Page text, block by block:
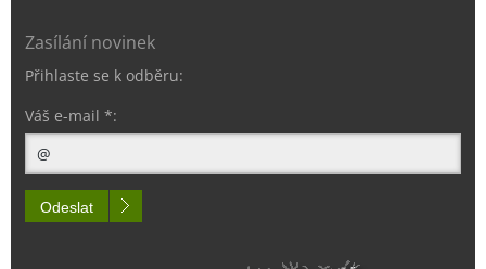
Zasílání novinek
Přihlaste se k odběru:
Váš e-mail *:
Odeslat